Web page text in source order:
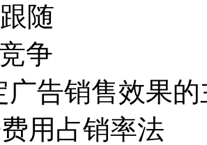
择跟
争
广告销售效
告费用